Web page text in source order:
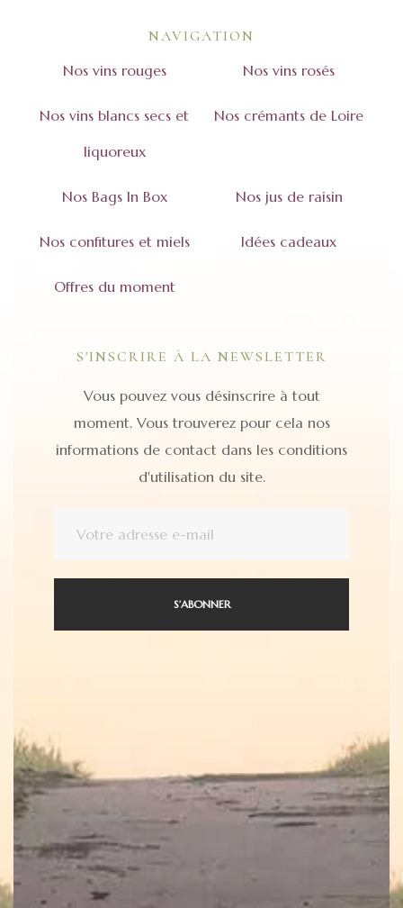
NAVIGATION
Nos vins rouges
Nos vins rosés
Nos vins blancs secs et
liquoreux
Nos crémants de Loire
Nos Bags In Box Nos jus de raisin
Nos confitures et miels Idées cadeaux
Offres du moment
S'INSCRIRE À LA NEWSLETTER
Vous pouvez vous désinscrire à tout
moment. Vous trouverez pour cela nos
informations de contact dans les conditions
d'utilisation du site.
S’ABONNER